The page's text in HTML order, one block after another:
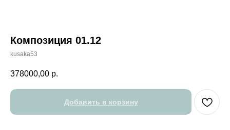
Композиция 01.12
kusaka53
378000,00 р.
Добавить в корзину